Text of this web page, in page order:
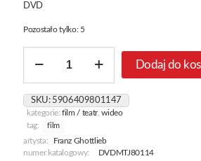
DVD
Pozostało tylko: 5
Srebrnego
Lwa
Dodaj do
SKU: 5906409801147
kategorie:film / teatr,wideo
tag:
film
artysta:
Franz Ghottlieb
numer katalogowy:
DVDMTJ80114